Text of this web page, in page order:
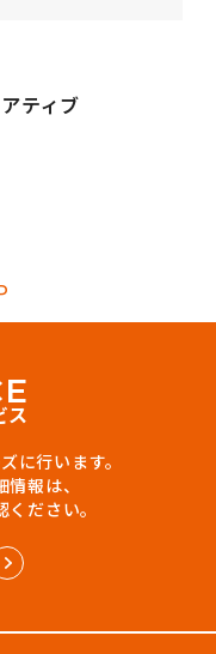
ティブ
E
ス
に行います。
報は、
ださい。